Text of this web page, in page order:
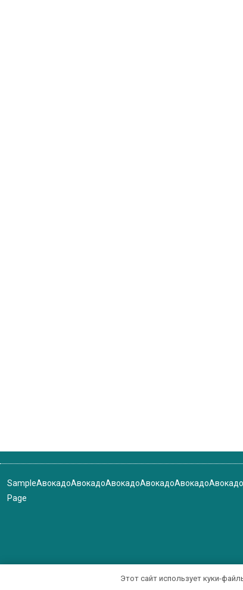
Sample
Page
АвокадоАвокадоАвокадоАвокадоАвокадоАвокадо
Этот сайт использует куки-